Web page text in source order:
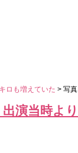
ロも増えていた > 写
演当時よ